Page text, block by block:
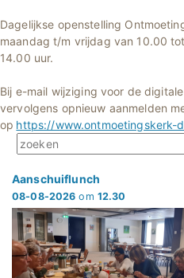
Dagelijkse openstelling
maandag t/m vrijdag van 10.00
14.00 uur.
Bij e-mail wijziging voor de
vervolgens opnieuw aanmelden
op https://www.ontmoetingskerk-
Aanschuiflunch
08-08-2026 om 12.30